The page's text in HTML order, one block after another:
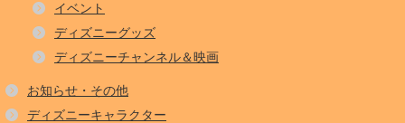
イベント
ディズニーグッズ
ディズニーチャンネル＆映画
お知らせ・その他
ディズニーキャラクター